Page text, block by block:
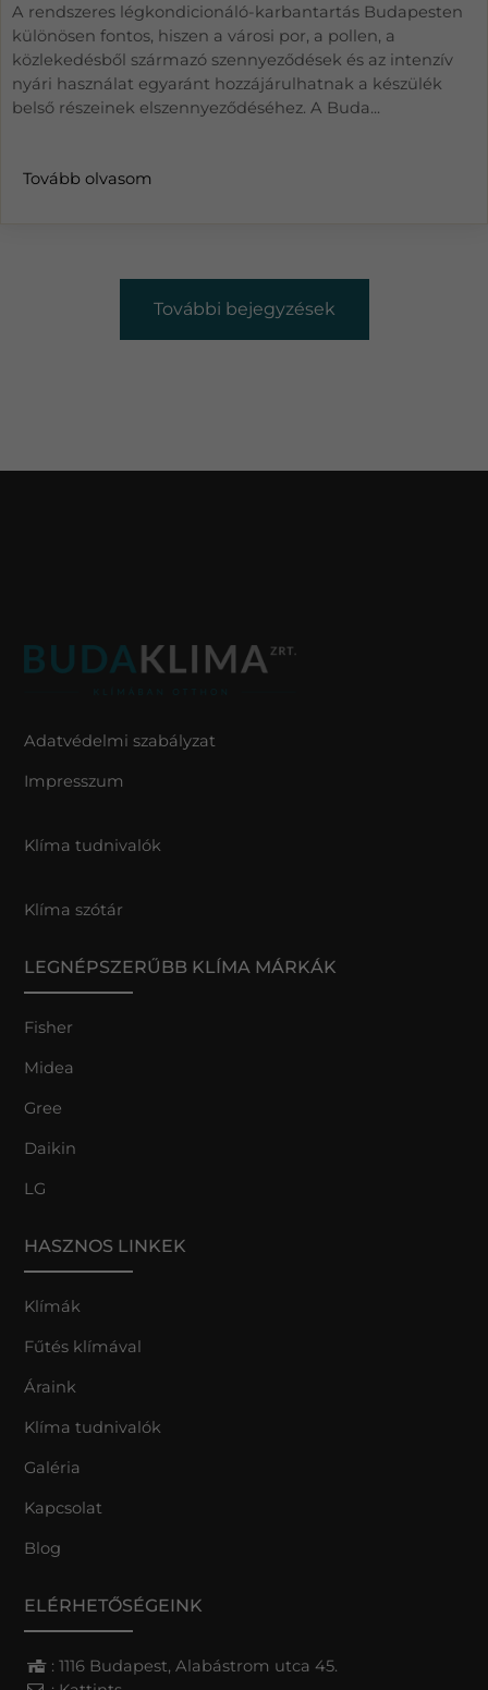
A rendszeres légkondicionáló-karbantartás Budapesten
különösen fontos, hiszen a városi por, a pollen, a
közlekedésből származó szennyeződések és az intenzív
nyári használat egyaránt hozzájárulhatnak a készülék
belső részeinek elszennyeződéséhez. A Buda...
Tovább olvasom
További bejegyzések
Adatvédelmi szabályzat
Impresszum
Klíma tudnivalók
Klíma szótár
LEGNÉPSZERŰBB KLÍMA MÁRKÁK
Fisher
Midea
Gree
Daikin
LG
HASZNOS LINKEK
Klímák
Fűtés klímával
Áraink
Klíma tudnivalók
Galéria
Kapcsolat
Blog
ELÉRHETŐSÉGEINK
: 1116 Budapest, Alabástrom utca 45.